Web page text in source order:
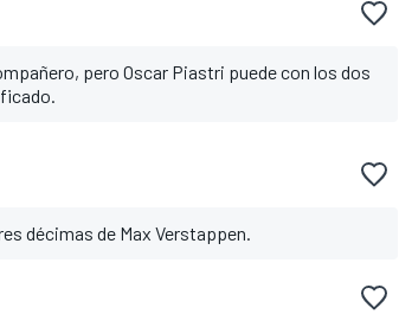
pero Oscar Piastri puede con los dos
décimas de Max Verstappen.